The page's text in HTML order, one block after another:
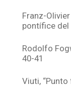
Franz-
pontífice del
Rodolfo
40-41
Viuti, “Punto